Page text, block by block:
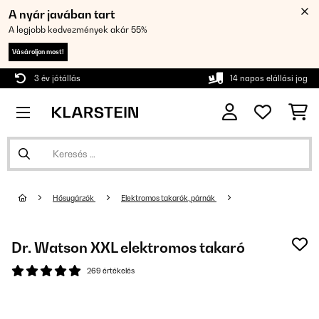
A nyár javában tart
A legjobb kedvezmények akár 55%
Vásároljon most!
3 év jótállás 14 napos elállási jog
Hősugárzók Elektromos takarók, párnák
Dr. Watson XXL elektromos takaró
269 értékelés